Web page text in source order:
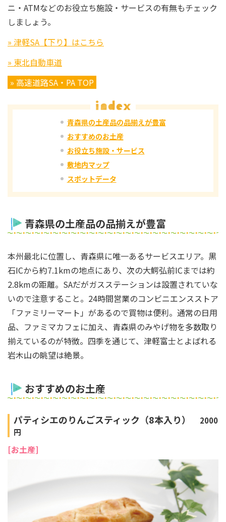
ニ・ATMなどのお役立ち施設・サービスの有無もチェック
しましょう。
» 津軽SA【下り】はこちら
» 東北自動車道
» 高速道路SA・PA TOP
青森県の土産品の品揃えが豊富
おすすめのお土産
お役立ち施設・サービス
敷地内マップ
スポットデータ
青森県の土産品の品揃えが豊富
本州最北に位置し、青森県に唯一あるサービスエリア。黒
石ICから約7.1kmの地点にあり、次の大鰐弘前ICまでは約
2.8kmの距離。SAだがガスステーションは設置されていな
いので注意すること。24時間営業のコンビニエンスストア
「ファミリーマート」があるので買物は便利。通常の日用
品、ファミマカフェに加え、青森県のみやげ物を多数取り
揃えているのが特徴。四季を通じて、津軽富士とよばれる
岩木山の眺望は絶景。
おすすめのお土産
パティシエのりんごスティック（8本入り）
2000
円
[お土産]